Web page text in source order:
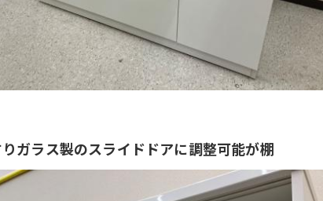
ガラス製のスライドドアに調整可能が棚